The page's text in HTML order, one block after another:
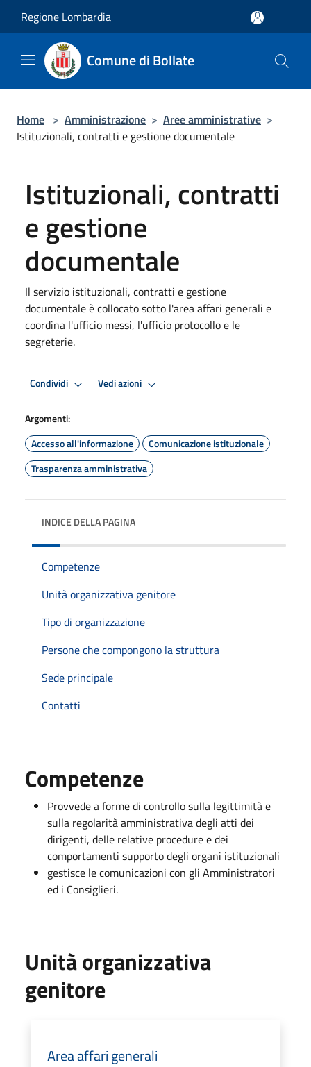
Regione Lombardia
Comune di Bollate
Home > Amministrazione > Aree amministrative >
Istituzionali, contratti e gestione documentale
Istituzionali, contratti
e gestione
documentale
Il servizio istituzionali, contratti e gestione
documentale è collocato sotto l'area affari generali e
coordina l'ufficio messi, l'ufficio protocollo e le
segreterie.
Condividi Vedi azioni
Argomenti:
Accesso all'informazione
Comunicazione istituzionale
Trasparenza amministrativa
INDICE DELLA PAGINA
Competenze
Unità organizzativa genitore
Tipo di organizzazione
Persone che compongono la struttura
Sede principale
Contatti
Competenze
Provvede a forme di controllo sulla legittimità e
sulla regolarità amministrativa degli atti dei
dirigenti, delle relative procedure e dei
comportamenti supporto degli organi istituzionali
gestisce le comunicazioni con gli Amministratori
ed i Consiglieri.
Unità organizzativa
genitore
Area affari generali